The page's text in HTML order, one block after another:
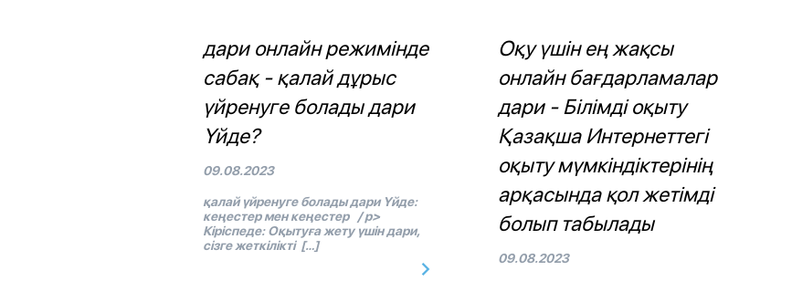
дари онлайн режимінде
сабақ - қалай дұрыс
үйренуге болады дари
Үйде?
09.08.2023
қалай үйренуге болады дари Үйде:
кеңестер мен кеңестер / p>
Кіріспеде: Оқытуға жету үшін дари,
сізге жеткілікті […]
Оқу үшін ең жақсы
онлайн бағдарламалар
дари - Білімді оқыту
Қазақша Интернеттегі
оқыту мүмкіндіктерінің
арқасында қол жетімді
болып табылады
09.08.2023